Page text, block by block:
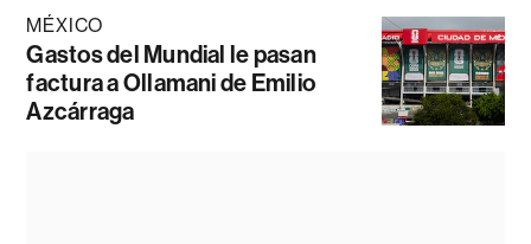
MÉXICO
Gastos del Mundial le pasan
factura a Ollamani de Emilio
Azcárraga